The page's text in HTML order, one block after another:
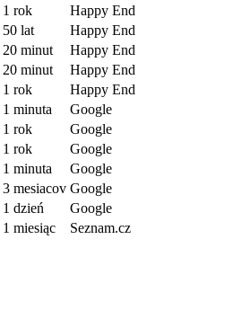
1 rok
Happy End
50 lat
Happy End
20 minut
Happy End
20 minut
Happy End
1 rok
Happy End
1 minuta
Google
1 rok
Google
1 rok
Google
1 minuta
Google
3 mesiacov Google
1 dzień
Google
1 miesiąc Seznam.cz